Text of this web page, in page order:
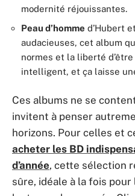
modernité réjouissantes.
Peau d’homme d’Hubert
audacieuses, cet album
normes et la liberté d’être
intelligent, et ça laisse
Ces albums ne se
invitent à penser
horizons. Pour celles et
acheter les BD
d’année, cette sélection
sûre, idéale à la fois